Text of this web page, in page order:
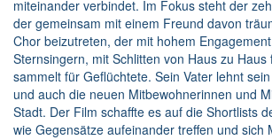
miteinander verbindet. Im Fokus steht der
der gemeinsam mit einem Freund davon
Chor beizutreten, der mit hohem
Sternsingern, mit Schlitten von Haus zu
sammelt für Geflüchtete. Sein Vater lehnt
und auch die neuen Mitbewohnerinnen und
Stadt. Der Film schaffte es auf die Shortlists
wie Gegensätze aufeinander treffen und sich